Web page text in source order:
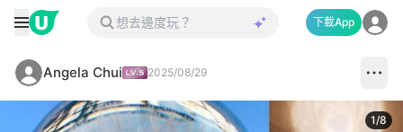
下載App
Angela Chui 2025/08/29
1/8